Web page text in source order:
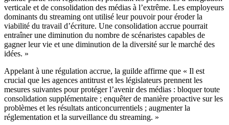
verticale et de consolidation des médias à l’extrême. Les employeurs
dominants du streaming ont utilisé leur pouvoir pour éroder la
viabilité du travail d’écriture. Une consolidation accrue pourrait
entraîner une diminution du nombre de scénaristes capables de
gagner leur vie et une diminution de la diversité sur le marché des
idées. »
Appelant à une régulation accrue, la guilde affirme que « Il est
crucial que les agences antitrust et les législateurs prennent les
mesures suivantes pour protéger l’avenir des médias : bloquer toute
consolidation supplémentaire ; enquêter de manière proactive sur les
problèmes et les résultats anticoncurrentiels ; augmenter la
réglementation et la surveillance du streaming. »